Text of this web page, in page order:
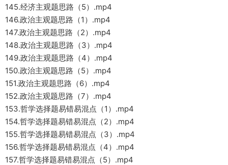
145.经济主观题思路（5）.mp4
146.政治主观题思路（1）.mp4
147.政治主观题思路（2）.mp4
148.政治主观题思路（3）.mp4
149.政治主观题思路（4）.mp4
150.政治主观题思路（5）.mp4
151.政治主观题思路（6）.mp4
152.政治主观题思路（7）.mp4
153.哲学选择题易错易混点（1）.mp4
154.哲学选择题易错易混点（2）.mp4
155.哲学选择题易错易混点（3）.mp4
156.哲学选择题易错易混点（4）.mp4
157.哲学选择题易错易混点（5）.mp4